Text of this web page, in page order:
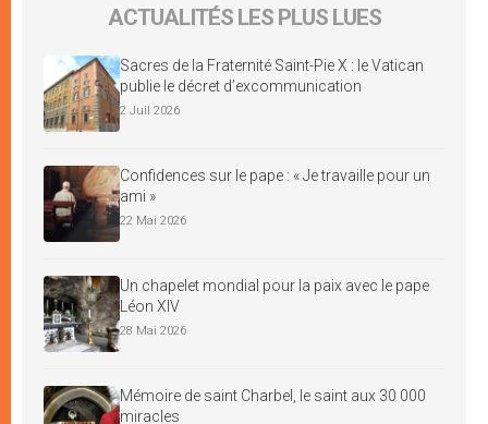
ACTUALITÉS LES PLUS LUES
Sacres de la Fraternité Saint-Pie X : le Vatican
publie le décret d’excommunication
2 Juil 2026
Confidences sur le pape : « Je travaille pour un
ami »
22 Mai 2026
Un chapelet mondial pour la paix avec le pape
Léon XIV
28 Mai 2026
Mémoire de saint Charbel, le saint aux 30 000
miracles